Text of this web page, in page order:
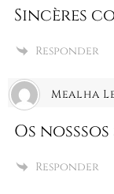
Sincères
Responder
Mealha
Os
Responder